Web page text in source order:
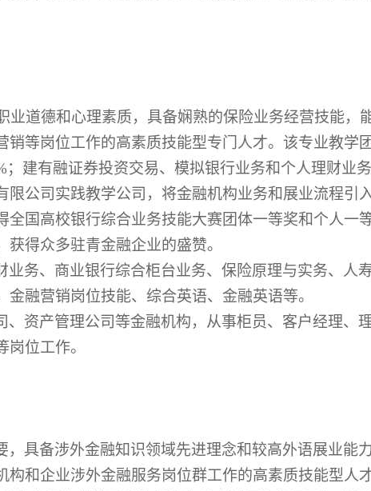
业道德和心理素质，具备娴熟的保险业务经营技能，
等岗位工作的高素质技能型专门人才。该专业教学
建有融证券投资交易、模拟银行业务和个人理财业
公司实践教学公司，将金融机构业务和展业流程引入
国高校银行综合业务技能大赛团体一等奖和个人一
得众多驻青金融企业的盛赞。
务、商业银行综合柜台业务、保险原理与实务、人
融营销岗位技能、综合英语、金融英语等。
资产管理公司等金融机构，从事柜员、客户经理、
位工作。
具备涉外金融知识领域先进理念和较高外语展业能
和企业涉外金融服务岗位群工作的高素质技能型人